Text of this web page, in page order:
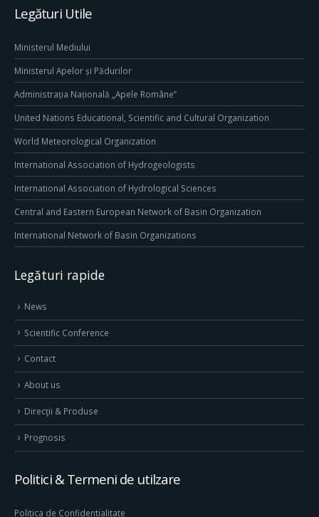
Legături Utile
Ministerul Mediului
Ministerul Apelor și Pădurilor
Administrația Națională „Apele Române”
United Nations Educational, Scientific and Cultural Organization
World Meteorological Organization
International Association of Hydrogeologists
International Association of Hydrological Sciences
Central and Eastern European Network of Basin Organization
International Network of Basin Organizations
Legături rapide
News
Scientific Conference
Contact
About us
Direcţii & Produse
Prognosis
Politici & Termeni de utilzare
Politica de Confidentialitate